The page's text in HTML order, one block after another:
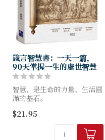
箴言智慧書：一天一篇，
90天掌握一生的處世智慧
智慧，是生命的力量、生活圓
滿的基石。
智者的智慧果實，
領會以色列民族的做人、家
庭、職場智慧，也是每個人的
$21.95